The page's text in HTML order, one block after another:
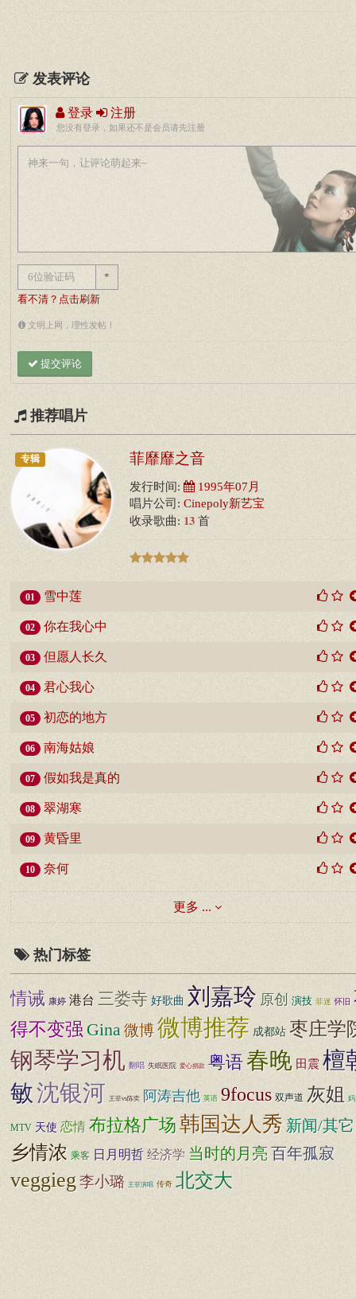
发表评论
登录 注册
您没有登录，如果还不是会员请先注册
*
看不清？点击刷新
文明上网，理性发帖！
提交评论
推荐唱片
专辑 菲靡靡之音
发行时间: 1995年07月
唱片公司: Cinepoly新艺宝
收录歌曲: 13 首
01 雪中莲
02 你在我心中
03 但愿人长久
04 君心我心
05 初恋的地方
06 南海姑娘
07 假如我是真的
08 翠湖寒
09 黄昏里
10 奈何
更多 ...
热门标签
情诫 康婷 港台 三娄寺 好歌曲 刘嘉玲 原创 演技 菲迷 怀旧
得不变强 Gina微博微博推荐 成都站 枣庄学
钢琴学习机 翻唱 失眠医院 爱心捐款 粤语 春晚 田震 檀
敏沈银河 王菲vs陈奕 阿涛吉他 英语 9focus 双声道 灰姐
MTV 天使 恋情 布拉格广场韩国达人秀 新闻/其它
乡情浓 乘客 日月明哲 经济学 当时的月亮百年孤寂
veggieg 李小璐 王菲演唱 传奇 北交大